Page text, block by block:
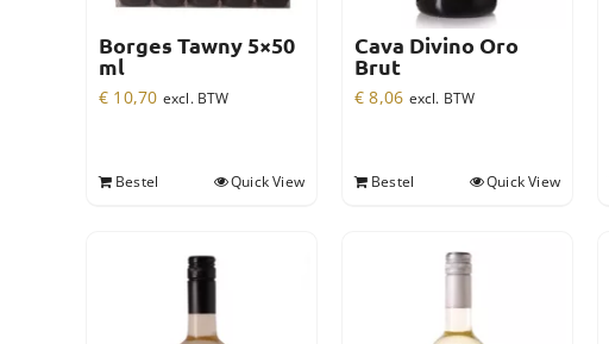
Borges Tawny 5×50
ml
€ 10,70 excl. BTW
Bestel Quick View
Cava Divino Oro
Brut
€ 8,06 excl. BTW
Bestel Quick View